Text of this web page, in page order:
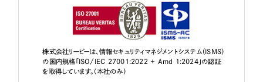
株式会社リーピーは、情報セキュリティマネジメントシステム（ISMS）
の国内規格「ISO/IEC 27001:2022 + Amd 1:2024」の認証
を取得しています。（本社のみ）